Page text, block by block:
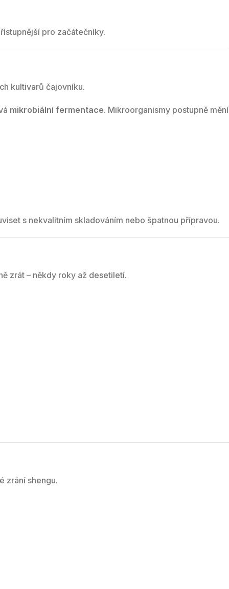
pro začátečníky.
kultivarů čajovníku.
mikrobiální fermentace. Mikroorganismy postupně mění
s nekvalitním skladováním nebo špatnou přípravou.
zrát – někdy roky až desetiletí.
zrání shengu.